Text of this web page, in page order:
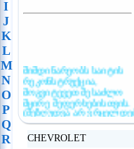
I
J
K
L
M
N
O
P
Q
R
მიმდინარეობს საიტის
რეკონსტრუქცია,
მოგვიტევეთ შესაძლო
მცირე შეფერხებისთვის.
(შეზღუდვა არ
განცხადების